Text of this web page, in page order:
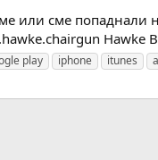
или сме попаднали
Hawke
play iphone itunes